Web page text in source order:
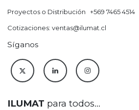
Proyectos o Distribución +569 7465 4514
Cotizaciones: ventas@ilumat.cl
Síganos
ILUMAT para todos...